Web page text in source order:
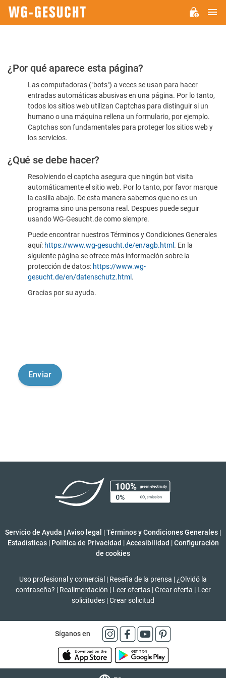
Por
favor,
confirme
humano
¿Por qué aparece esta página?
Las computadoras ("bots") a veces se usan para hacer
entradas automáticas abusivas en una página. Por lo tanto,
todos los sitios web utilizan Captchas para distinguir si un
humano o una máquina rellena un formulario, por ejemplo.
Captchas son fundamentales para proteger los sitios web y
los servicios.
¿Qué se debe hacer?
Resolviendo el captcha asegura que ningún bot visita
automáticamente el sitio web. Por lo tanto, por favor marque
la casilla abajo. De esta manera sabemos que no es un
programa sino una persona real. Despues puede seguir
usando WG-Gesucht.de como siempre.
Puede encontrar nuestros Términos y Condiciones Generales
aquí: https://www.wg-gesucht.de/en/agb.html . En la
siguiente página se ofrece más información sobre la
protección de datos: https://www.wg-
gesucht.de/en/datenschutz.html .
Gracias por su ayuda.
Servicio de Ayuda |Aviso legal |Términos y Condiciones Generales |
Estadísticas | Política de Privacidad | Accesibilidad | Configuración
de cookies
Uso profesional y comercial | Reseña de la prensa | ¿Olvidó la
contraseña? | Realimentación | Leer ofertas | Crear oferta | Leer
solicitudes |Crear solicitud
Síganos en